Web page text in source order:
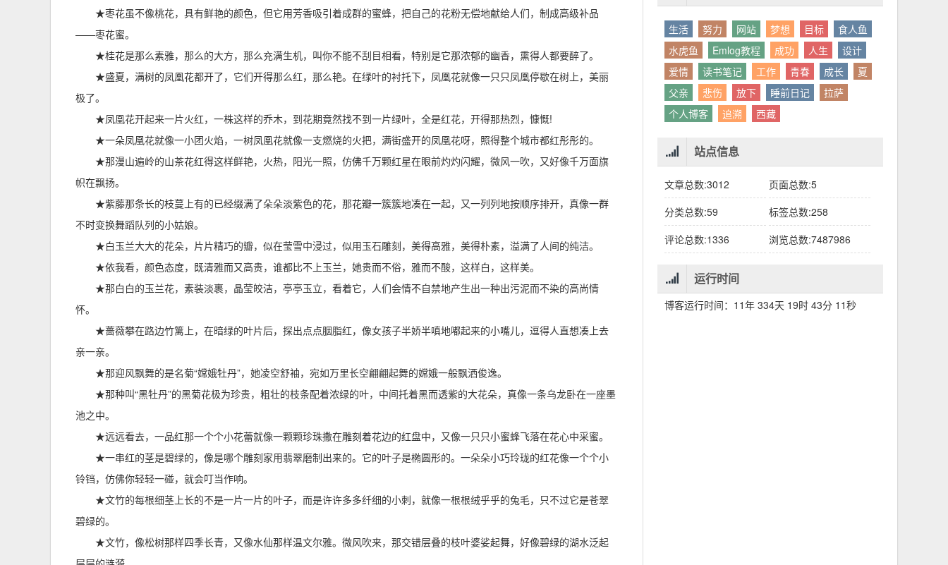
★枣花虽不像桃花，具有鲜艳的颜色，但它用芳香吸引着成群的蜜蜂，把自己的花粉无偿地献给人们，制成高级补品
——枣花蜜。
★桂花是那么素雅，那么的大方，那么充满生机，叫你不能不刮目相看，特别是它那浓郁的幽香，熏得人都要醉了。
★盛夏，满树的凤凰花都开了，它们开得那么红，那么艳。在绿叶的衬托下，凤凰花就像一只只凤凰停歇在树上，美丽
极了。
★凤凰花开起来一片火红，一株这样的乔木，到花期竟然找不到一片绿叶，全是红花，开得那热烈，慷慨!
★一朵凤凰花就像一小团火焰，一树凤凰花就像一支燃烧的火把，满街盛开的凤凰花呀，照得整个城市都红彤彤的。
★那漫山遍岭的山茶花红得这样鲜艳，火热，阳光一照，仿佛千万颗红星在眼前灼灼闪耀，微风一吹，又好像千万面旗
帜在飘扬。
★紫藤那条长的枝蔓上有的已经缀满了朵朵淡紫色的花，那花瓣一簇簇地凑在一起，又一列列地按顺序排开，真像一群
不时变换舞蹈队列的小姑娘。
★白玉兰大大的花朵，片片精巧的瓣，似在莹雪中浸过，似用玉石雕刻，美得高雅，美得朴素，溢满了人间的纯洁。
★依我看，颜色态度，既清雅而又高贵，谁都比不上玉兰，她贵而不俗，雅而不酸，这样白，这样美。
★那白白的玉兰花，素装淡裹，晶莹皎洁，亭亭玉立，看着它，人们会情不自禁地产生出一种出污泥而不染的高尚情
怀。
★蔷薇攀在路边竹篱上，在暗绿的叶片后，探出点点胭脂红，像女孩子半娇半嗔地嘟起来的小嘴儿，逗得人直想凑上去
亲一亲。
★那迎风飘舞的是名菊“嫦娥牡丹”，她凌空舒袖，宛如万里长空翩翩起舞的嫦娥一般飘洒俊逸。
★那种叫“黑牡丹”的黑菊花极为珍贵，粗壮的枝条配着浓绿的叶，中间托着黑而透紫的大花朵，真像一条乌龙卧在一座墨
池之中。
★远远看去，一品红那一个个小花蕾就像一颗颗珍珠撒在雕刻着花边的红盘中，又像一只只小蜜蜂飞落在花心中采蜜。
★一串红的茎是碧绿的，像是哪个雕刻家用翡翠磨制出来的。它的叶子是椭圆形的。一朵朵小巧玲珑的红花像一个个小
铃铛，仿佛你轻轻一碰，就会叮当作响。
★文竹的每根细茎上长的不是一片一片的叶子，而是许许多多纤细的小刺，就像一根根绒乎乎的兔毛，只不过它是苍翠
碧绿的。
★文竹，像松树那样四季长青，又像水仙那样温文尔雅。微风吹来，那交错层叠的枝叶婆娑起舞，好像碧绿的湖水泛起
生活 努力 网站 梦想 目标
食人鱼
水虎鱼
Emlog教程 成功 人生
设计
爱情
读书笔记 工作 青春 成长
夏
父亲
悲伤 放下 睡前日记
拉萨
个人博客
追溯 西藏
站点信息
文章总数:3012
页面总数:5
分类总数:59
标签总数:258
评论总数:1336
浏览总数:7487986
运行时间
博客运行时间：11年 334天 19时 43分 12秒